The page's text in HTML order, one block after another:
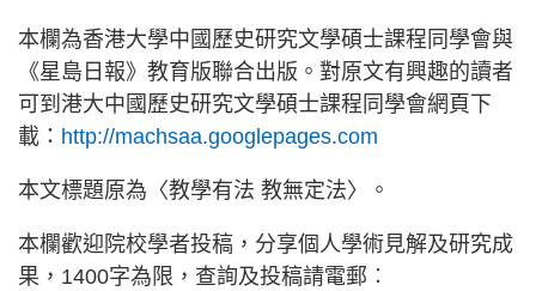
本欄為香港大學中國歷史研究文學碩士課程同學會與
《星島日報》教育版聯合出版。對原文有興趣的讀者
可到港大中國歷史研究文學碩士課程同學會網頁下
載： http://machsaa.googlepages.com
本文標題原為〈教學有法 教無定法〉。
本欄歡迎院校學者投稿，分享個人學術見解及研究成
果，1400字為限，查詢及投稿請電郵︰